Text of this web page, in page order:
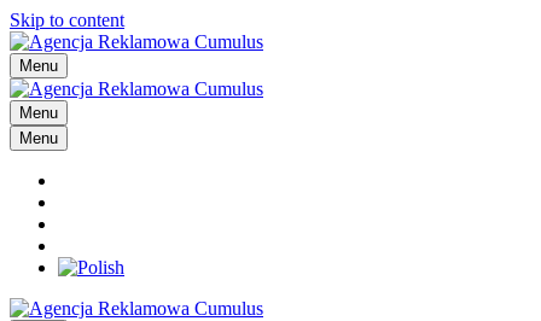
Skip to content
Menu
Menu
Menu